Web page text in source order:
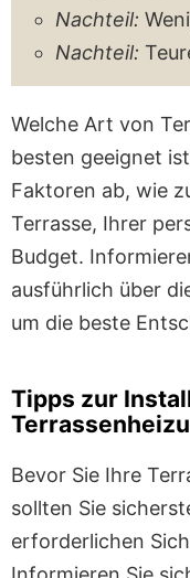
Nachteil:
Nachteil:
Welche Art von
besten geeignet
Faktoren ab, wie
Terrasse, Ihrer
Budget.
ausführlich über
um die beste
Tipps zur
Bevor Sie Ihre
sollten Sie
erforderlichen